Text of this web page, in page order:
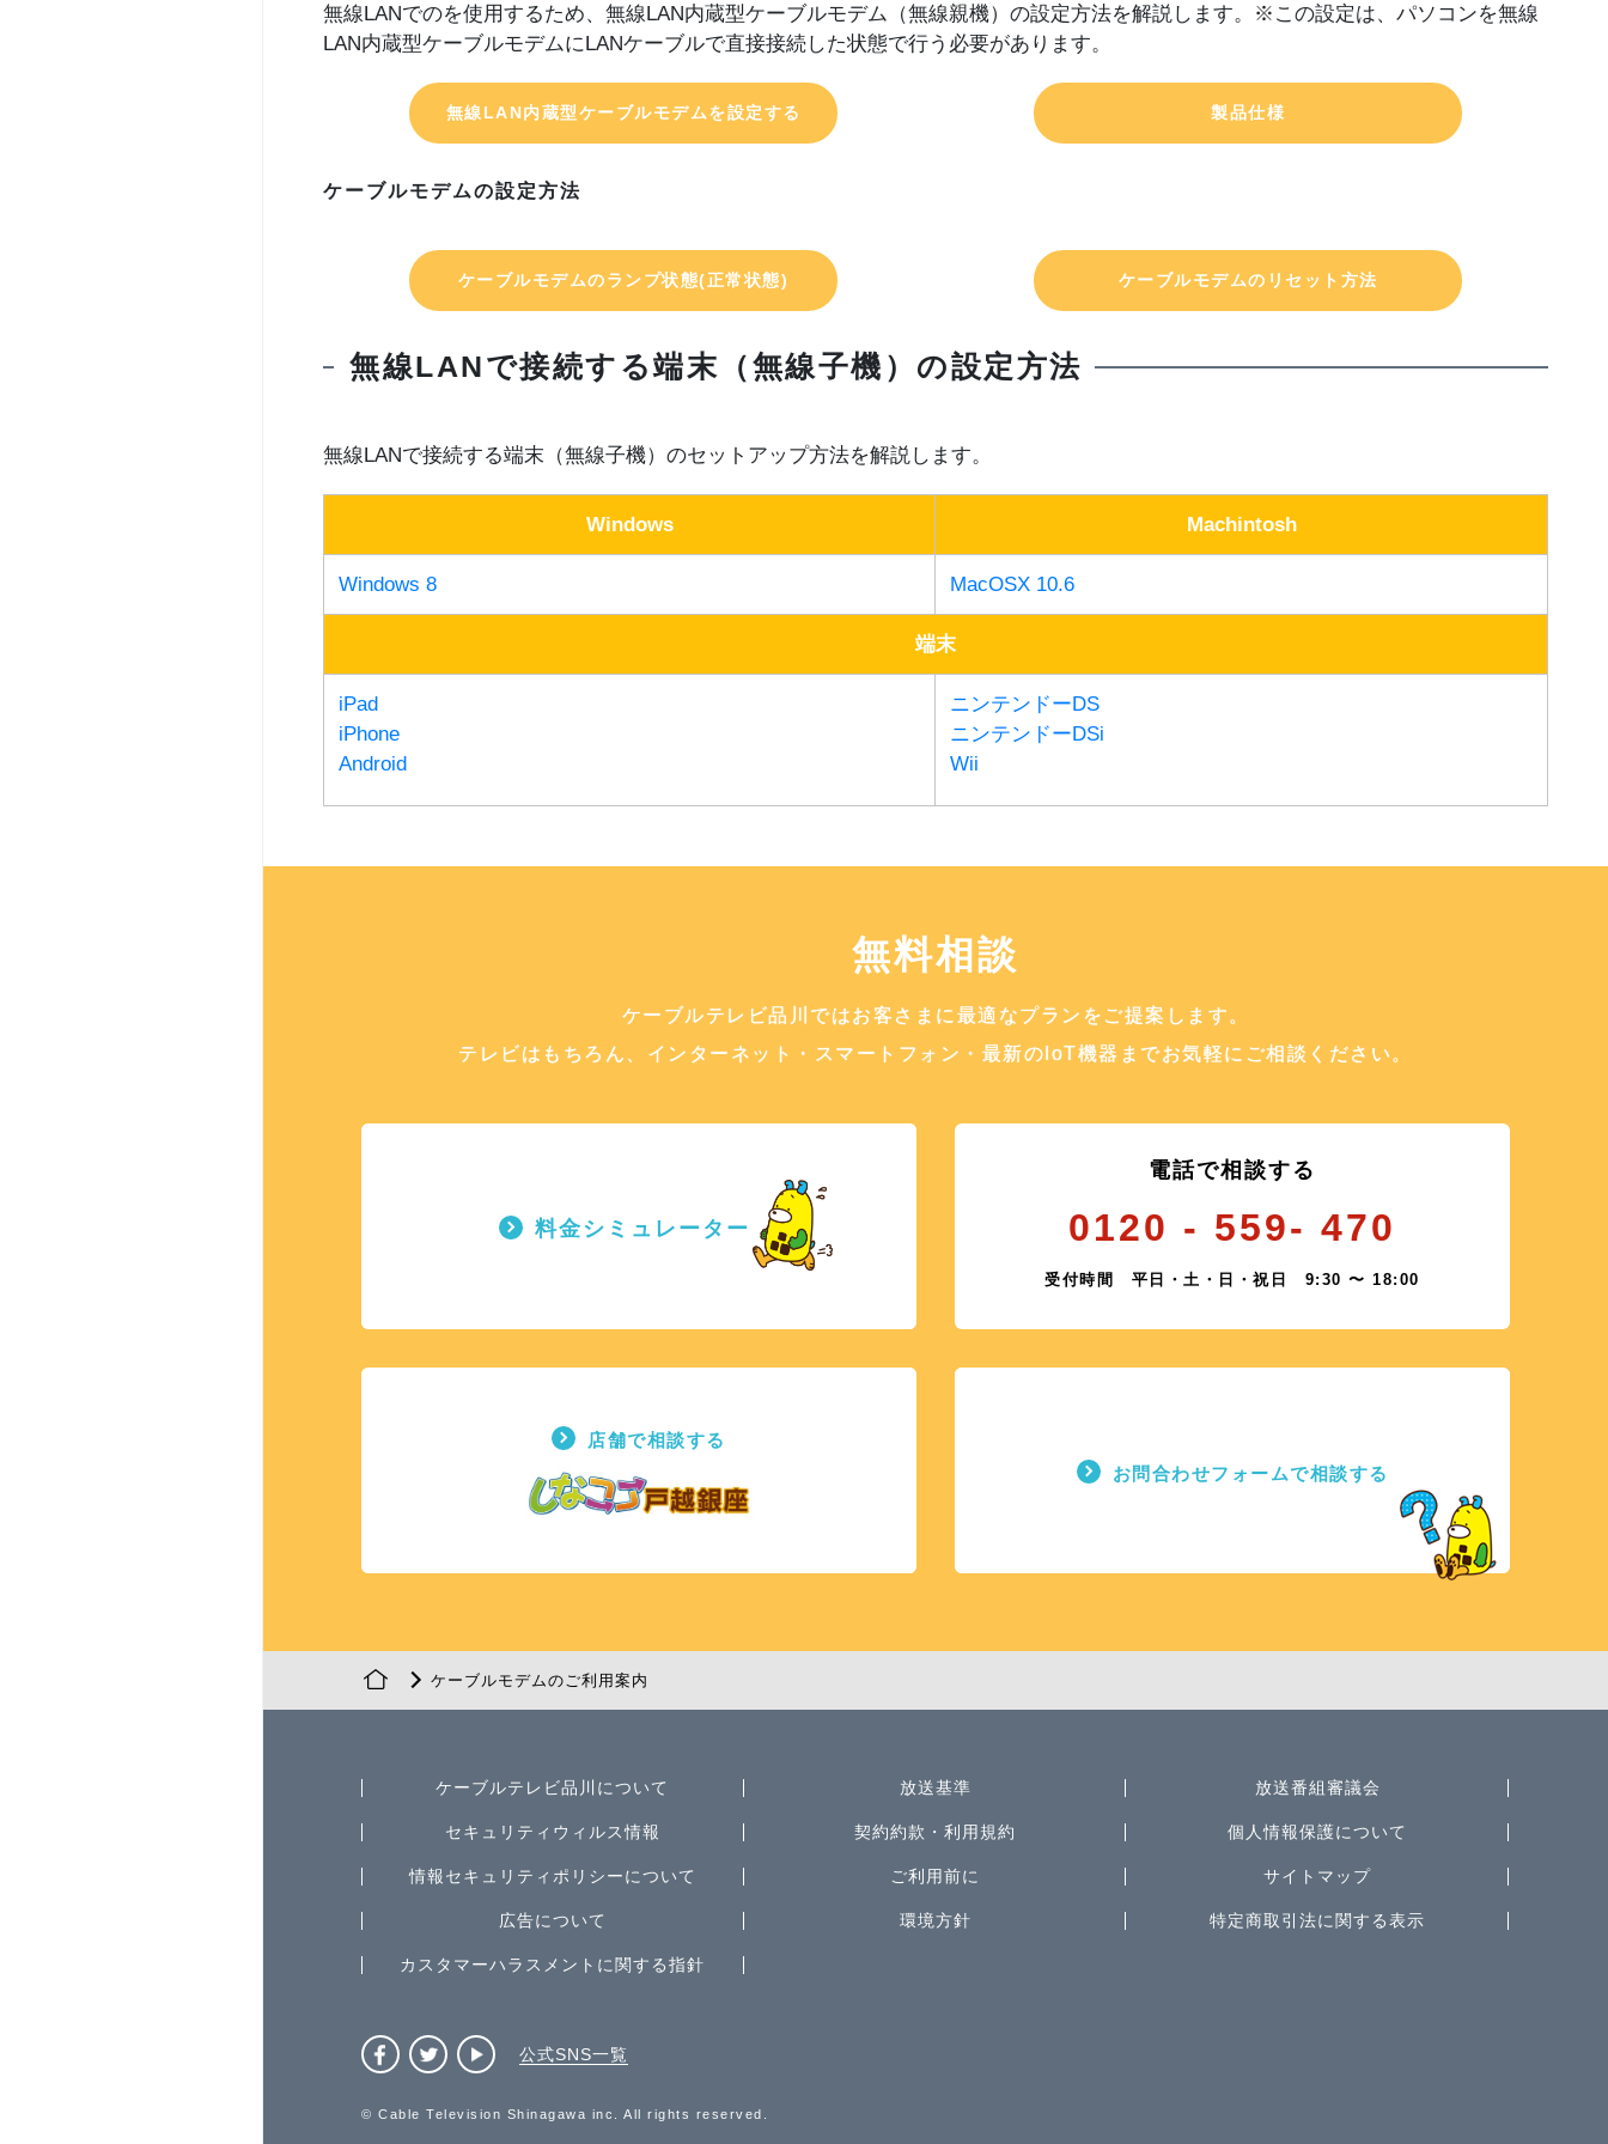
無線LANでのを使用するため、無線LAN内蔵型ケーブルモデム（無線親機）の設定方法を解説します。※この設定は、パソコンを無線
LAN内蔵型ケーブルモデムにLANケーブルで直接接続した状態で行う必要があります。
無線LAN内蔵型ケーブルモデムを設定する 製品仕様
ケーブルモデムの設定方法
ケーブルモデムのランプ状態(正常状態) ケーブルモデムのリセット方法
無線LANで接続する端末（無線子機）の設定方法
無線LANで接続する端末（無線子機）のセットアップ方法を解説します。
Windows Machintosh
Windows 8 MacOSX 10.6
端末
iPad
iPhone
Android
ニンテンドーDS
ニンテンドーDSi
Wii
無料相談
ケーブルテレビ品川ではお客さまに最適なプランをご提案します。
テレビはもちろん、インターネット・スマートフォン・最新のIoT機器までお気軽にご相談ください。
料金シミュレーター
電話で相談する
0120 - 559- 470
受付時間 平日・土・日・祝日 9:30 〜 18:00
店舗で相談する
お問合わせフォームで相談する
ケーブルモデムのご利用案内
ケーブルテレビ品川について 放送基準 放送番組審議会
セキュリティウィルス情報 契約約款・利用規約 個人情報保護について
情報セキュリティポリシーについて ご利用前に サイトマップ
広告について 環境方針 特定商取引法に関する表示
カスタマーハラスメントに関する指針
公式SNS一覧
© Cable Television Shinagawa inc. All rights reserved.